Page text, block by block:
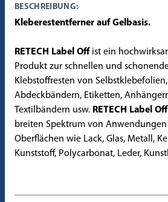
BESCHREIBUNG:
Kleberestentferner auf Gelbasis.
RETECH Label Offist ein
Produkt zur schnellen und
Klebstoffresten von
Abdeckbändern, Etiketten,
Textilbändern usw. RETECH Label Off
breiten Spektrum von
Oberflächen wie Lack, Glas, Metall,
Kunststoff, Polycarbonat, Leder,